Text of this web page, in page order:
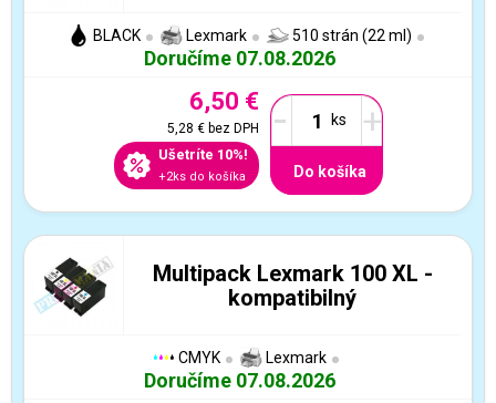
BLACK Lexmark 510 strán (22 ml)
Doručíme 07.08.2026
6,50 €
5,28 €bez DPH
Ušetríte 10%!
+2ks do košíka
- +
Do košíka
Multipack Lexmark 100 XL -
kompatibilný
CMYK Lexmark
Doručíme 07.08.2026